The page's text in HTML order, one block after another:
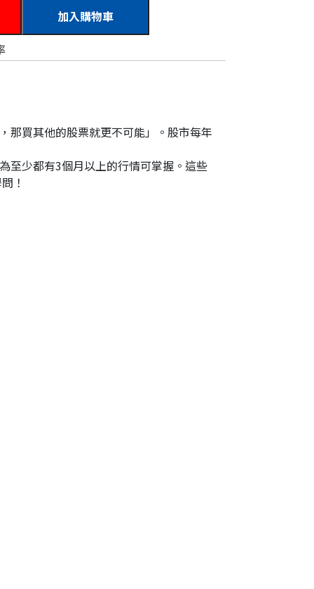
加入購物車
那買其他的股票就更不可能」。股市每年
至少都有3個月以上的行情可掌握。這些
！